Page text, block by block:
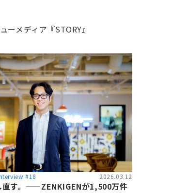
メディア『STORY』
#18 2026.03.12
直す。——ZENKIGENが1,500万件